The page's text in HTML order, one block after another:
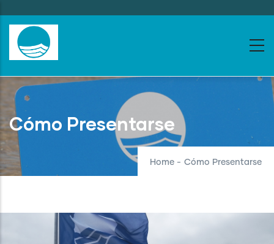
to
main
content
Cómo Presentarse
Home - Cómo Presentarse